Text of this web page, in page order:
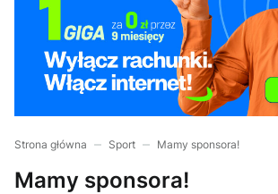
Strona główna Sport Mamy sponsora!
Mamy sponsora!